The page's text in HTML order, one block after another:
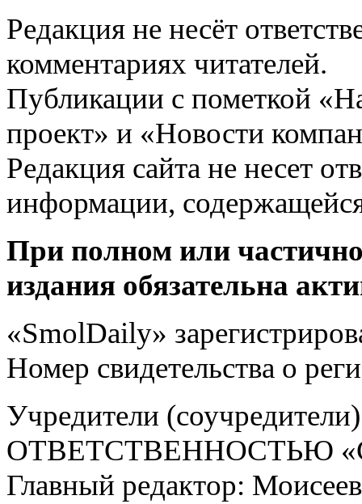
Редакция не несёт
комментариях читателей.
Публикации с пометкой
проект» и «Новости
Редакция сайта не несет
информации,
При полном или
издания обязательна
«SmolDaily»
Номер свидетельства о
Учредители
ОТВЕТСТВЕННОСТЬЮ
Главный редактор: